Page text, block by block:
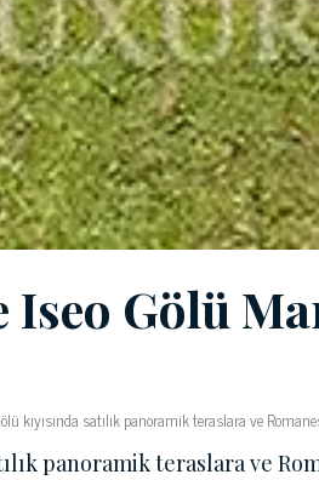
Iseo Gölü
kıyısında satılık panoramik teraslara ve
panoramik teraslara ve